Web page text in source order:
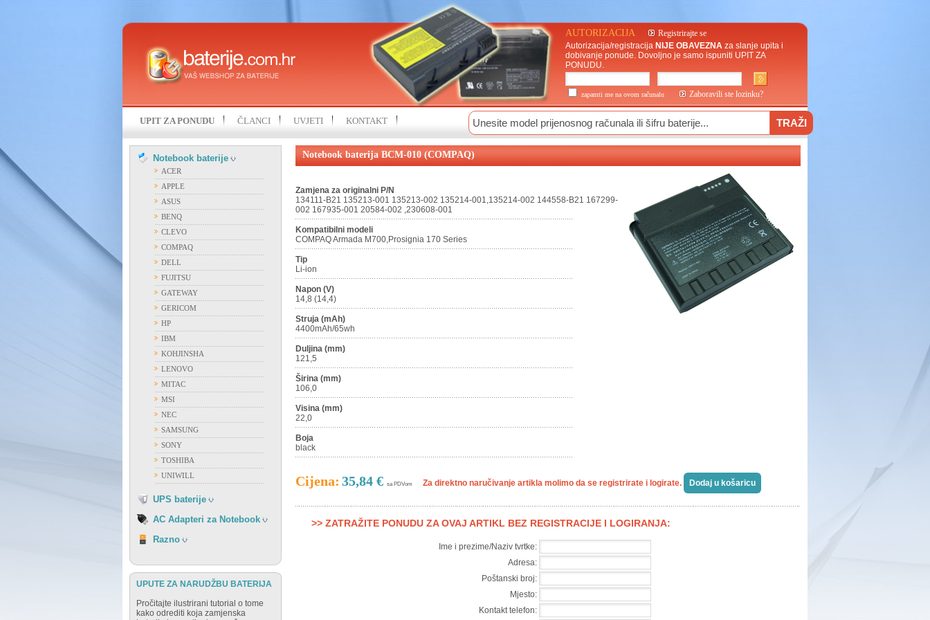
AUTORIZACIJA
Registrirajte se
Autorizacija/registracija NIJE OBAVEZNA za slanje upita i
dobivanje ponude. Dovoljno je samo ispuniti UPIT ZA
PONUDU.
zapamti me na ovom računalu Zaboravili ste lozinku?
UPIT ZA PONUDU ČLANCI UVJETI KONTAKT
Notebook baterije
ACER
APPLE
ASUS
BENQ
CLEVO
COMPAQ
DELL
FUJITSU
GATEWAY
GERICOM
HP
IBM
KOHJINSHA
LENOVO
MITAC
MSI
NEC
SAMSUNG
SONY
TOSHIBA
UNIWILL
UPS baterije
FIAMM
FIRST POWER
OSTALI PROIZVOĐAČI
VISION
AC Adapteri za Notebook
ACER
APPLE
ASUS
DELL
FUJITSU
GATEWAY
HP
IBM
LENOVO
NEC
SAMSUNG
SONY
TOSHIBA
Razno
UPUTE ZA NARUDŽBU BATERIJA
Pročitajte ilustrirani tutorial o tome
kako odrediti koja zamjenska
Notebook baterija BCM-010 (COMPAQ)
Zamjena za originalni P/N
134111-B21 135213-001 135213-002 135214-001,135214-002 144558-B21 167299-
002 167935-001 20584-002 ,230608-001
Kompatibilni modeli
COMPAQ Armada M700,Prosignia 170 Series
Tip
Li-ion
Napon (V)
14,8 (14,4)
Struja (mAh)
4400mAh/65wh
Duljina (mm)
121,5
Širina (mm)
106,0
Visina (mm)
22,0
Boja
black
Cijena: 35,84 € sa PDVom Za direktno naručivanje artikla molimo da se registrirate i logirate.
>> ZATRAŽITE PONUDU ZA OVAJ ARTIKL BEZ REGISTRACIJE I LOGIRANJA:
Ime i prezime/Naziv tvrtke:
Adresa:
Poštanski broj:
Mjesto:
Kontakt telefon: